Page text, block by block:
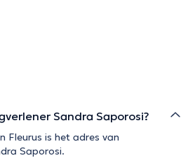
Sandra Saporosi?
Fleurus is het adres van
Saporosi.